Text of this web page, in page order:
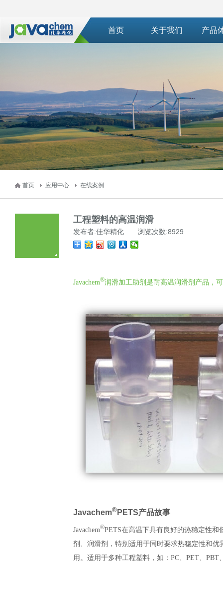
首页 关于我们 产品
首页 应用中心 在线案例
工程塑料的高温润滑
发布者:佳华精化 浏览次数:8929
Javachem®润滑加工助剂是耐高温润滑剂产品，
Javachem® PETS产品故事
Javachem®PETS在高温下具有良好的热稳定性
剂、润滑剂，特别适用于同时要求热稳定性和
用。适用于多种工程塑料，如： PC PET PBT